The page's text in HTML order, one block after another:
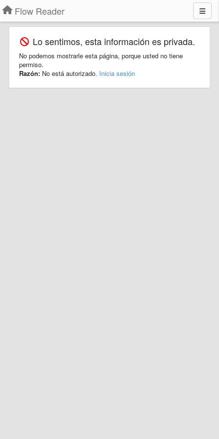
Flow Reader
Lo sentimos, esta información es privada.
No podemos mostrarle esta página, porque usted no tiene
permiso.
Razón: No está autorizado. Inicia sesión